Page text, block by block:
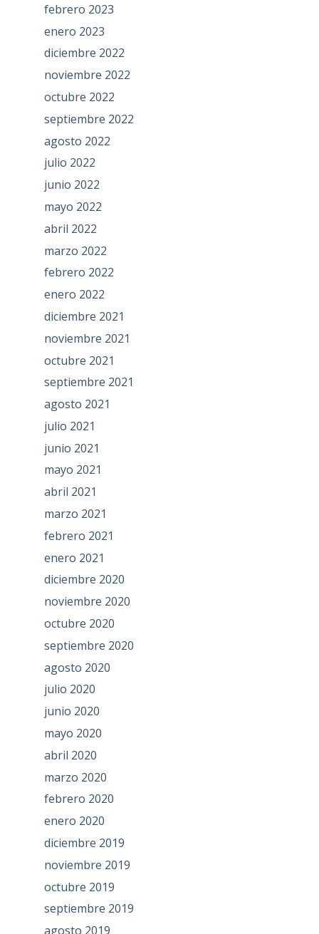
febrero 2023
enero 2023
diciembre 2022
noviembre 2022
octubre 2022
septiembre 2022
agosto 2022
julio 2022
junio 2022
mayo 2022
abril 2022
marzo 2022
febrero 2022
enero 2022
diciembre 2021
noviembre 2021
octubre 2021
septiembre 2021
agosto 2021
julio 2021
junio 2021
mayo 2021
abril 2021
marzo 2021
febrero 2021
enero 2021
diciembre 2020
noviembre 2020
octubre 2020
septiembre 2020
agosto 2020
julio 2020
junio 2020
mayo 2020
abril 2020
marzo 2020
febrero 2020
enero 2020
diciembre 2019
noviembre 2019
octubre 2019
septiembre 2019
agosto 2019